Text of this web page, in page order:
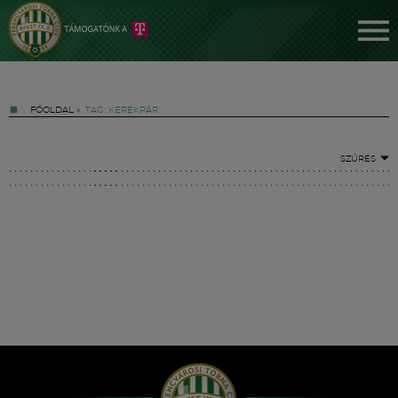
FŐOLDAL » TAG: KERÉKPÁR
SZŰRÉS
Hírek